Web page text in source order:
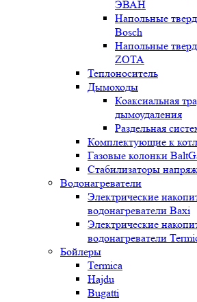
ЭВАН
Напольные
Bosch
Напольные
ZOTA
Теплоноситель
Дымоходы
Коаксиальная
дымоудаления
Раздельная
Комплектующие к
Газовые колонки
Стабилизаторы
Водонагреватели
Электрические
водонагреватели Baxi
Электрические
водонагреватели
Бойлеры
Termica
Hajdu
Bugatti